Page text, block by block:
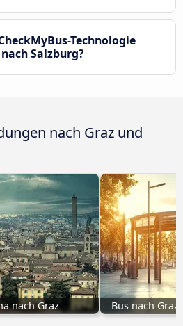
Technologie
Salzburg?
nach Graz und
nach Graz Bus nach